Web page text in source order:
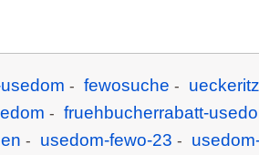
- fewosuche -
- fruehbucherrabatt-
- usedom-fewo-23 -